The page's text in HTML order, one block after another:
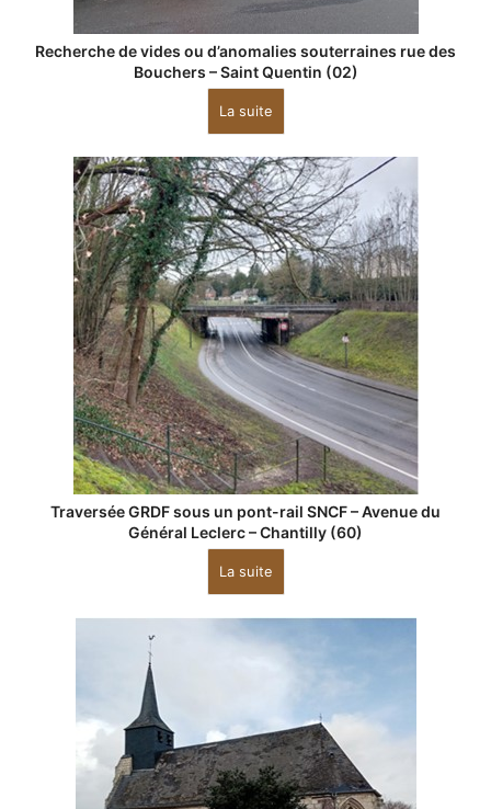
Recherche de vides ou d’anomalies souterraines rue des
Bouchers – Saint Quentin (02)
La suite
Traversée GRDF sous un pont-rail SNCF – Avenue du
Général Leclerc – Chantilly (60)
La suite